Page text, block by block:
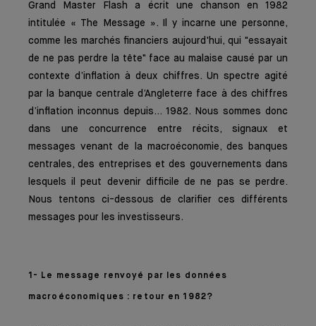
Grand Master Flash a écrit une chanson en 1982
intitulée « The Message ». Il y incarne une personne,
comme les marchés financiers aujourd'hui, qui "essayait
de ne pas perdre la tête" face au malaise causé par un
contexte d’inflation à deux chiffres. Un spectre agité
par la banque centrale d’Angleterre face à des chiffres
d’inflation inconnus depuis… 1982. Nous sommes donc
dans une concurrence entre récits, signaux et
messages venant de la macroéconomie, des banques
centrales, des entreprises et des gouvernements dans
lesquels il peut devenir difficile de ne pas se perdre.
Nous tentons ci-dessous de clarifier ces différents
messages pour les investisseurs.
1- Le message renvoyé par les données
macroéconomiques : retour en 1982?